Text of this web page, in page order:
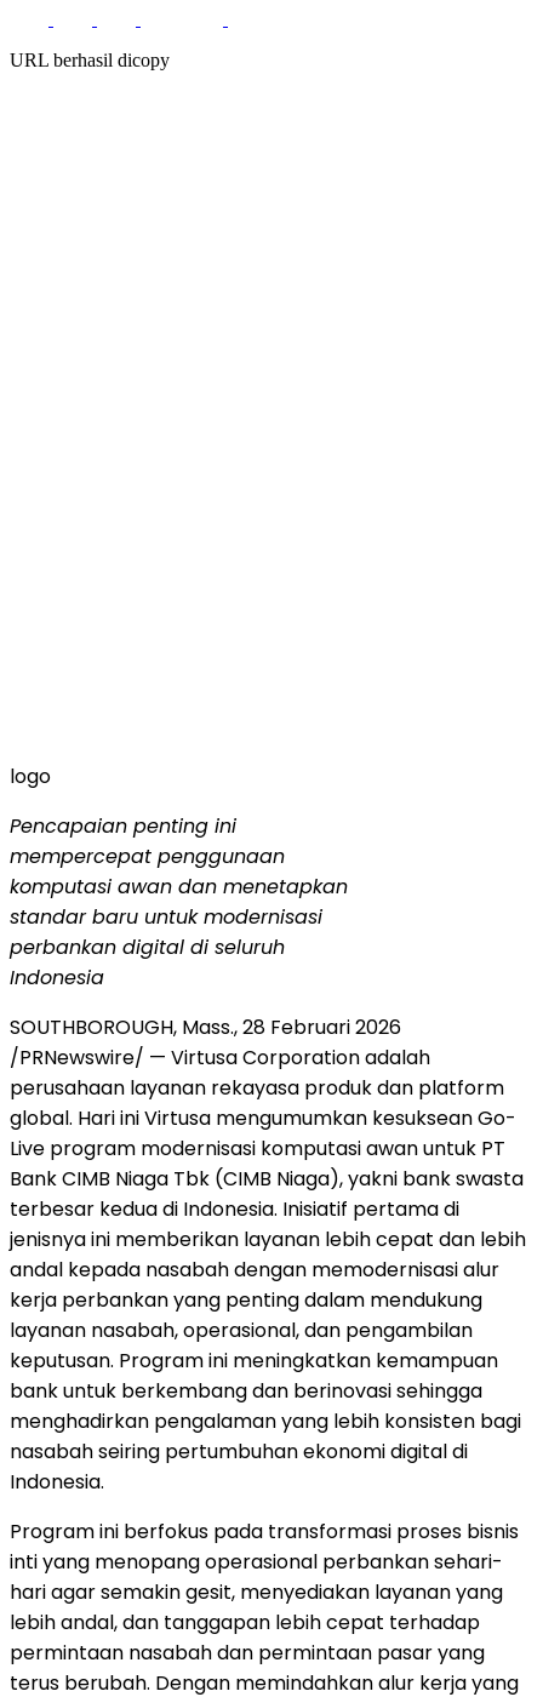
URL berhasil dicopy
logo
Pencapaian penting ini
mempercepat penggunaan
komputasi awan dan menetapkan
standar baru untuk modernisasi
perbankan digital di seluruh
Indonesia
SOUTHBOROUGH, Mass.,28 Februari 2026
/PRNewswire/ — Virtusa Corporation adalah
perusahaan layanan rekayasa produk dan platform
global. Hari ini Virtusa mengumumkan kesuksean Go-
Live program modernisasi komputasi awan untuk PT
Bank CIMB Niaga Tbk (CIMB Niaga), yakni bank swasta
terbesar kedua di Indonesia. Inisiatif pertama di
jenisnya ini memberikan layanan lebih cepat dan lebih
andal kepada nasabah dengan memodernisasi alur
kerja perbankan yang penting dalam mendukung
layanan nasabah, operasional, dan pengambilan
keputusan. Program ini meningkatkan kemampuan
bank untuk berkembang dan berinovasi sehingga
menghadirkan pengalaman yang lebih konsisten bagi
nasabah seiring pertumbuhan ekonomi digital di
Indonesia.
Program ini berfokus pada transformasi proses bisnis
inti yang menopang operasional perbankan sehari-
hari agar semakin gesit, menyediakan layanan yang
lebih andal, dan tanggapan lebih cepat terhadap
permintaan nasabah dan permintaan pasar yang
terus berubah. Dengan memindahkan alur kerja yang